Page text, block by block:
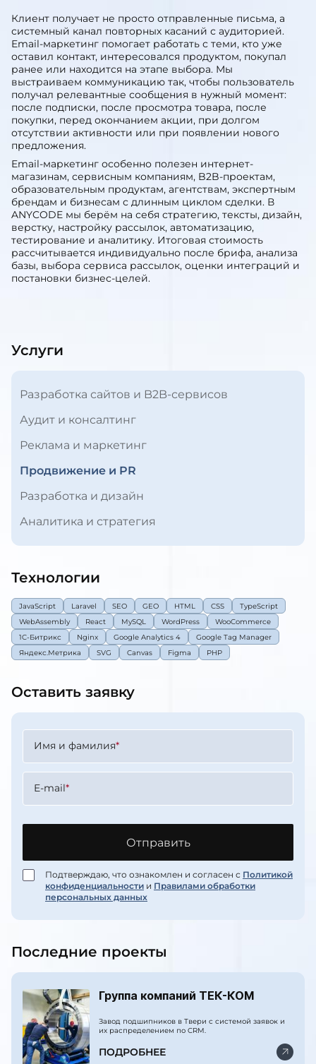
Услуги
Разработка сайтов и B2B-сервисов
Аудит и консалтинг
Реклама и маркетинг
Продвижение и PR
Разработка и дизайн
Аналитика и стратегия
Технологии
JavaScript Laravel SEO GEO HTML CSS
TypeScript
WebAssembly
React MySQL WordPress
WooCommerce
1C-Битрикс
Nginx Google Analytics 4
Google Tag Manager
Яндекс.Метрика
SVG Canvas Figma PHP
Оставить заявку
Имя и фамилия*
E-mail*
Отправить
Подтверждаю, что ознакомлен и согласен с Политикой
конфиденциальности и Правилами обработки
персональных данных
Последние проекты
Группа компаний ТЕК-КОМ
Завод подшипников в Твери с системой заявок и
их распределением по CRM.
ПОДРОБНЕЕ
Клиент получает не просто отправленные письма, а
системный канал повторных касаний с аудиторией.
Email-маркетинг помогает работать с теми, кто уже
оставил контакт, интересовался продуктом, покупал
ранее или находится на этапе выбора. Мы
выстраиваем коммуникацию так, чтобы пользователь
получал релевантные сообщения в нужный момент:
после подписки, после просмотра товара, после
покупки, перед окончанием акции, при долгом
отсутствии активности или при появлении нового
предложения.
Email-маркетинг особенно полезен интернет-
магазинам, сервисным компаниям, B2B-проектам,
образовательным продуктам, агентствам, экспертным
брендам и бизнесам с длинным циклом сделки. В
ANYCODE мы берём на себя стратегию, тексты, дизайн,
верстку, настройку рассылок, автоматизацию,
тестирование и аналитику. Итоговая стоимость
рассчитывается индивидуально после брифа, анализа
базы, выбора сервиса рассылок, оценки интеграций и
постановки бизнес-целей.